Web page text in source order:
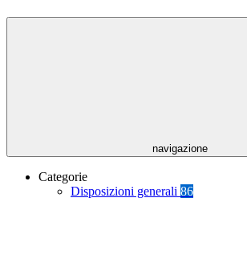
navigazione
Categorie
Disposizioni generali 86